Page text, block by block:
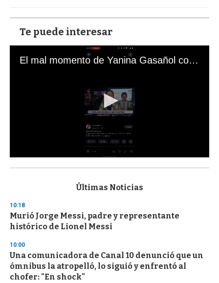
Te puede interesar
El mal momento de Yanina Gasañol con un hincha argentino en "Subrayado"
s
d
s
o
f
3
s
e
c
o
Últimas Noticias
10:18
Murió Jorge Messi, padre y representante
histórico de Lionel Messi
10:00
Una comunicadora de Canal 10 denunció que un
ómnibus la atropelló, lo siguió y enfrentó al
chofer: "En shock"